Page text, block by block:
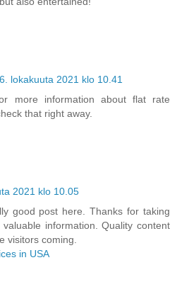
lokakuuta 2021 klo 10.41
more information about flat rate
that right away.
2021 klo 10.05
good post here. Thanks for taking
information. Quality content
visitors coming.
in USA